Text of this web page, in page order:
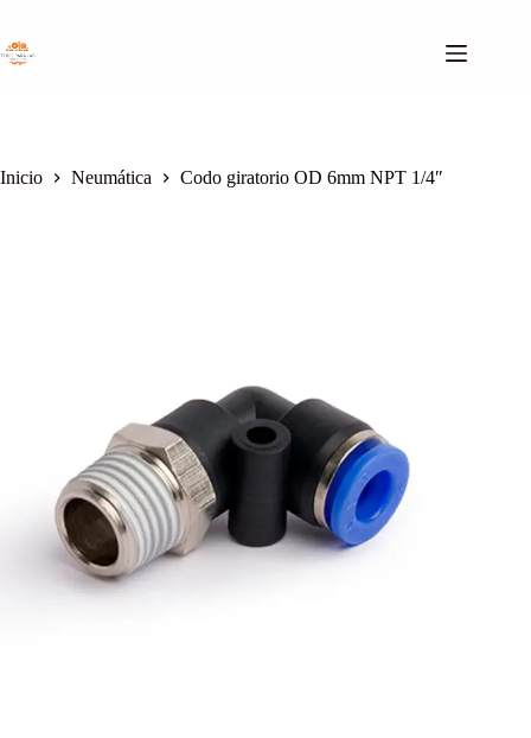
contenido
Inicio Neumática Codo giratorio OD 6mm NPT 1/4″